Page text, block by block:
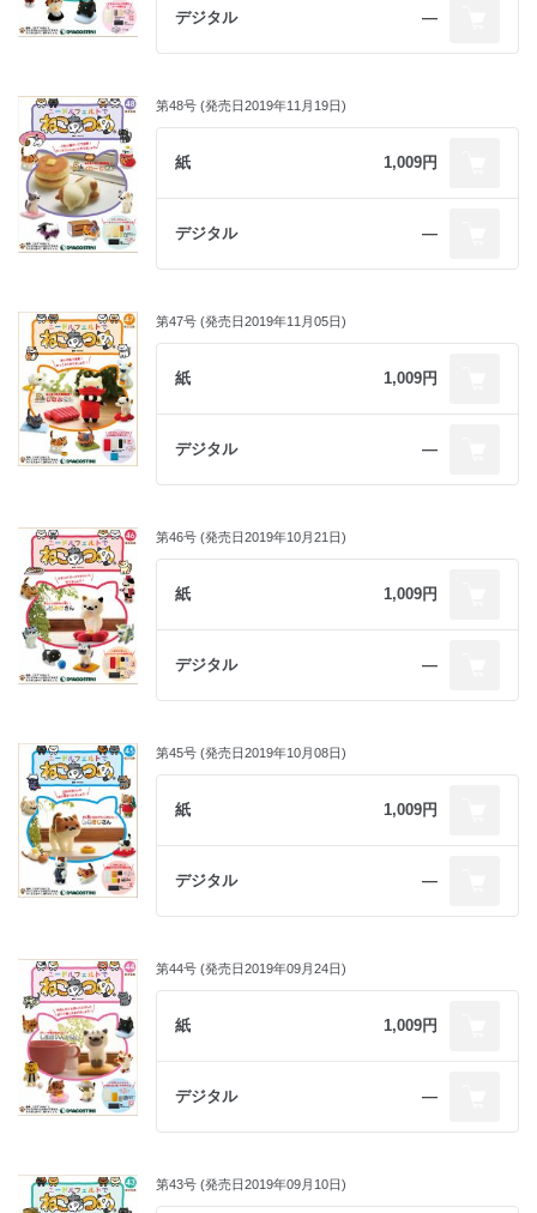
デジタル ―
第48号 (発売日2019年11月19日)
紙 1,009円
デジタル ―
第47号 (発売日2019年11月05日)
紙 1,009円
デジタル ―
第46号 (発売日2019年10月21日)
紙 1,009円
デジタル ―
第45号 (発売日2019年10月08日)
紙 1,009円
デジタル ―
第44号 (発売日2019年09月24日)
紙 1,009円
デジタル ―
第43号 (発売日2019年09月10日)